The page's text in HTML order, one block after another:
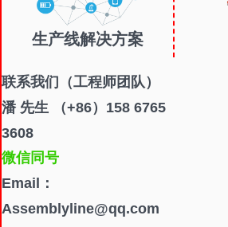
生产线解决方案
联系我们
（工程师团队）
潘 先生 （+86）158 6765
3608
微信同号
Email：
Assemblyline@qq.com